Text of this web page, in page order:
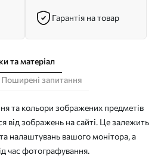
Гарантія на товар
та матеріал
Поширені запитання
та кольори зображених предметів
від зображень на сайті. Це залежить
та налаштувань вашого монітора, а
час фотографування.